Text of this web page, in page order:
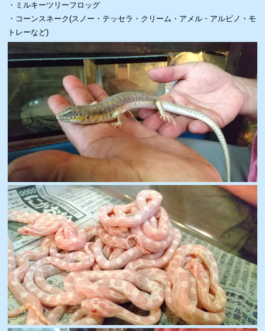
・ミルキーツリーフロッグ
・コーンスネーク(スノー・テッセラ・クリーム・アメル・アルビノ・モ
トレーなど)